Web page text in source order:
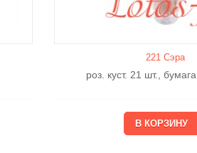
221 Сэра
роз. куст. 21 шт., бумага